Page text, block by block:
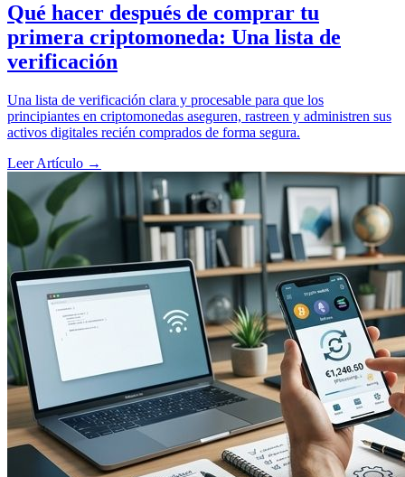
Qué hacer después de comprar tu
primera criptomoneda: Una lista de
verificación
Una lista de verificación clara y procesable para que los
principiantes en criptomonedas aseguren, rastreen y administren sus
activos digitales recién comprados de forma segura.
Leer Artículo →